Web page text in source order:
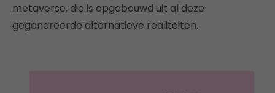
metaverse, die is opgebouwd uit al deze
gegenereerde alternatieve realiteiten.